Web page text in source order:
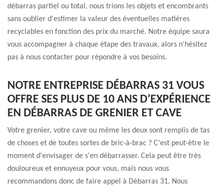
débarras partiel ou total, nous trions les objets et encombrants
sans oublier d'estimer la valeur des éventuelles matières
recyclables en fonction des prix du marché. Notre équipe saura
vous accompagner à chaque étape des travaux, alors n'hésitez
pas à nous contacter pour répondre à vos besoins.
NOTRE ENTREPRISE DÉBARRAS 31 VOUS
OFFRE SES PLUS DE 10 ANS D’EXPÉRIENCE
EN DÉBARRAS DE GRENIER ET CAVE
Votre grenier, votre cave ou même les deux sont remplis de tas
de choses et de toutes sortes de bric-à-brac ? C'est peut-être le
moment d'envisager de s'en débarrasser. Cela peut être très
douloureux et ennuyeux pour vous, mais nous vous
recommandons donc de faire appel à Débarras 31. Nous